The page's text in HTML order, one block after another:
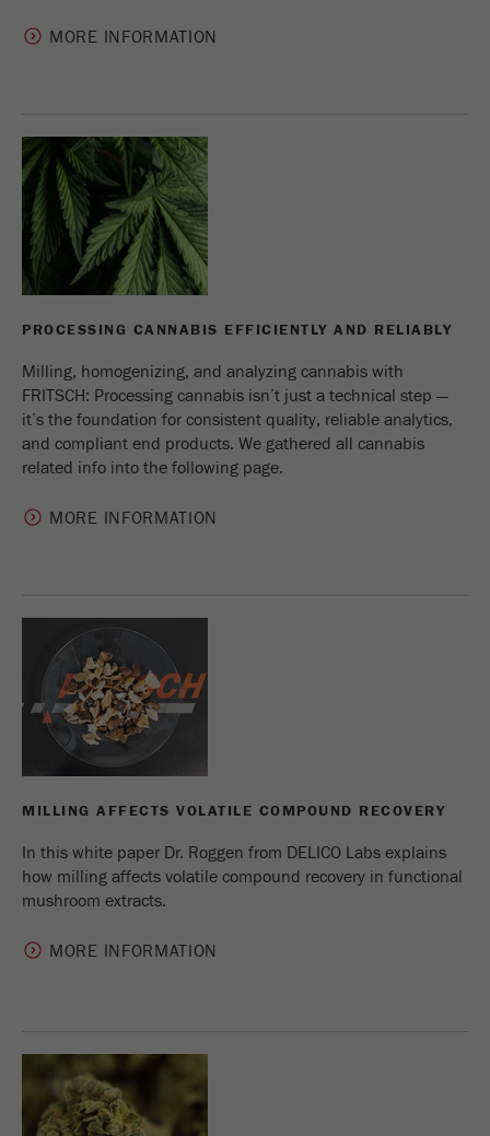
MORE INFORMATION
PROCESSING CANNABIS EFFICIENTLY AND RELIABLY
Milling, homogenizing, and analyzing cannabis with
FRITSCH: Processing cannabis isn’t just a technical step —
it’s the foundation for consistent quality, reliable analytics,
and compliant end products. We gathered all cannabis
related info into the following page.
MORE INFORMATION
MILLING AFFECTS VOLATILE COMPOUND RECOVERY
In this white paper Dr. Roggen from DELICO Labs explains
how milling affects volatile compound recovery in functional
mushroom extracts.
MORE INFORMATION